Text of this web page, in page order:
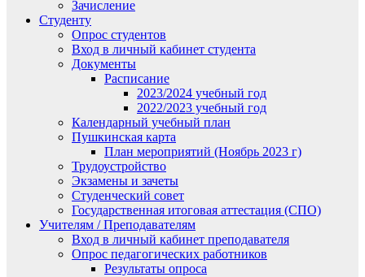
Зачисление
Студенту
Опрос студентов
Вход в личный кабинет студента
Документы
Расписание
2023/2024 учебный год
2022/2023 учебный год
Календарный учебный план
Пушкинская карта
План мероприятий (Ноябрь 2023 г)
Трудоустройство
Экзамены и зачеты
Студенческий совет
Государственная итоговая аттестация (СПО)
Учителям / Преподавателям
Вход в личный кабинет преподавателя
Опрос педагогических работников
Результаты опроса